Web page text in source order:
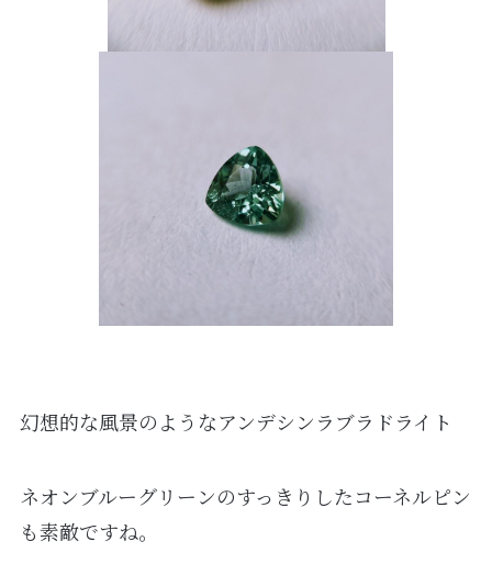
幻想的な風景のようなアンデシンラブラドライト
ネオンブルーグリーンのすっきりしたコーネルピン
も素敵ですね。